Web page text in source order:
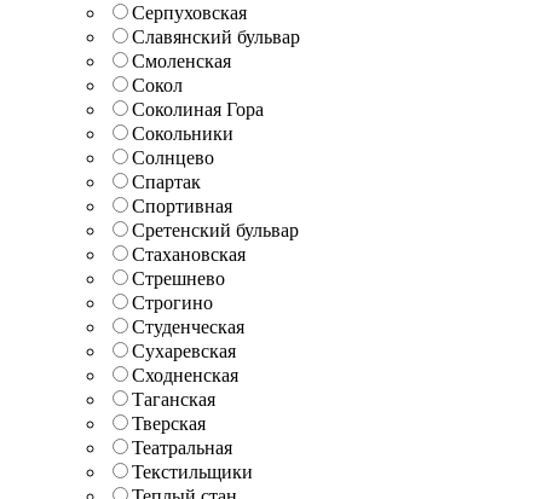
Серпуховская
Славянский бульвар
Смоленская
Сокол
Соколиная Гора
Сокольники
Солнцево
Спартак
Спортивная
Сретенский бульвар
Стахановская
Стрешнево
Строгино
Студенческая
Сухаревская
Сходненская
Таганская
Тверская
Театральная
Текстильщики